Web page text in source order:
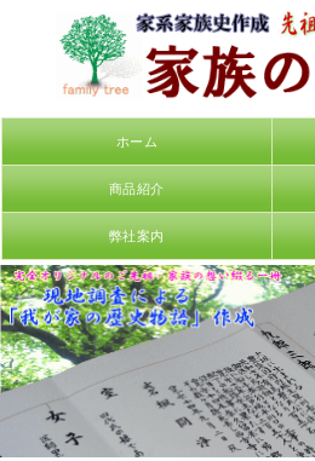
ホーム
商品紹介
弊社案内